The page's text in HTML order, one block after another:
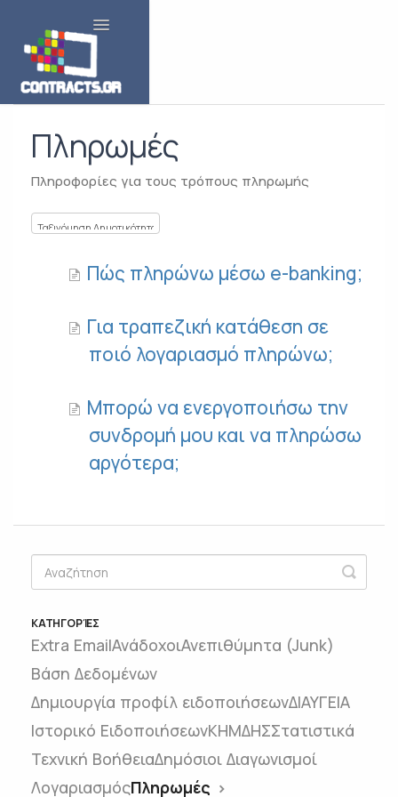
Toggle Navigation
Πληρωμές
Πληροφορίες για τους τρόπους πληρωμής
Πώς πληρώνω μέσω e-banking;
Για τραπεζική κατάθεση σε
ποιό λογαριασμό πληρώνω;
Μπορώ να ενεργοποιήσω την
συνδρομή μου και να πληρώσω
αργότερα;
ΚΑΤΗΓΟΡΊΕΣ
Extra EmailΑνάδοχοιΑνεπιθύμητα (Junk)
Βάση Δεδομένων
Δημιουργία προφίλ ειδοποιήσεωνΔΙΑΥΓΕΙΑ
Ιστορικό ΕιδοποιήσεωνΚΗΜΔΗΣΣτατιστικά
Τεχνική ΒοήθειαΔημόσιοι Διαγωνισμοί
ΛογαριασμόςΠληρωμές